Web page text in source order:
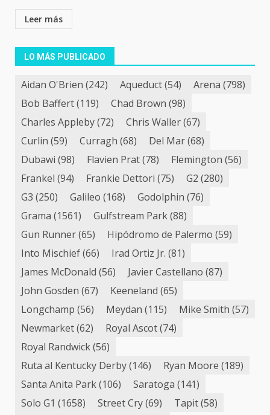
Leer más
LO MÁS PUBLICADO
Aidan O'Brien (242) Aqueduct(54) Arena (798)
Bob Baffert(119) Chad Brown (98)
Charles Appleby(72) Chris Waller(67)
Curlin (59) Curragh (68) Del Mar(68)
Dubawi (98) Flavien Prat(78) Flemington (56)
Frankel (94) Frankie Dettori (75) G2 (280)
G3 (250) Galileo (168) Godolphin (76)
Grama (1561) Gulfstream Park(88)
Gun Runner(65) Hipódromo de Palermo (59)
Into Mischief(66) Irad Ortiz Jr. (81)
James McDonald (56) Javier Castellano (87)
John Gosden (67) Keeneland (65)
Longchamp (56) Meydan (115) Mike Smith (57)
Newmarket(62) Royal Ascot(74)
Royal Randwick(56)
Ruta al Kentucky Derby(146) Ryan Moore (189)
Santa Anita Park(106) Saratoga (141)
Solo G1 (1658) Street Cry(69) Tapit(58)